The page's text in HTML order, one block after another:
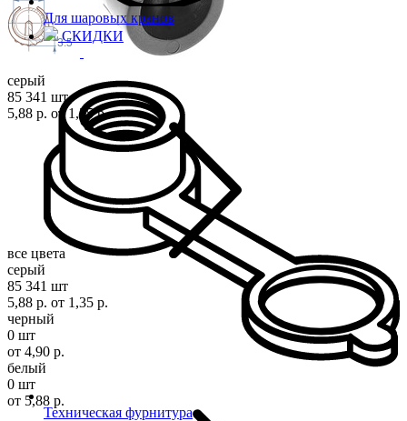
Для шаровых кранов
СКИДКИ
Техническая фурнитура
3.5
серый
85 341 шт
5,88 р. от 1,35 р.
все цвета
серый
85 341 шт
5,88 р. от 1,35 р.
черный
0 шт
от 4,90 р.
белый
0 шт
от 5,88 р.